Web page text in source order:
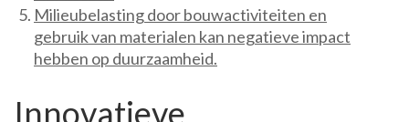
Milieubelasting door bouwactiviteiten en
gebruik van materialen kan negatieve impact
hebben op duurzaamheid.
Innovatieve